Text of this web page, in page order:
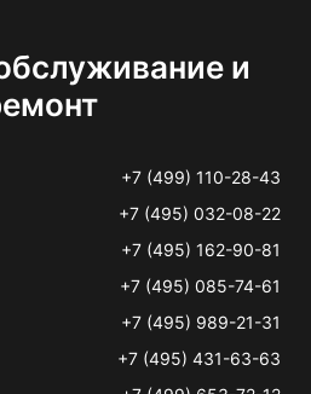
и
+7 (499) 110-28-43
+7 (495) 032-08-22
+7 (495) 162-90-81
+7 (495) 085-74-61
+7 (495) 989-21-31
+7 (495) 431-63-63